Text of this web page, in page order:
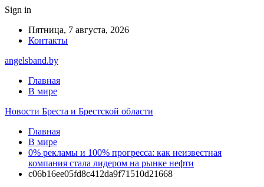
Sign in
Пятница, 7 августа, 2026
Контакты
angelsband.by
Главная
В мире
Новости Бреста и Брестской области
Главная
В мире
0% рекламы и 100% прогресса: как неизвестная
компания стала лидером на рынке нефти
c06b16ee05fd8c412da9f71510d21668